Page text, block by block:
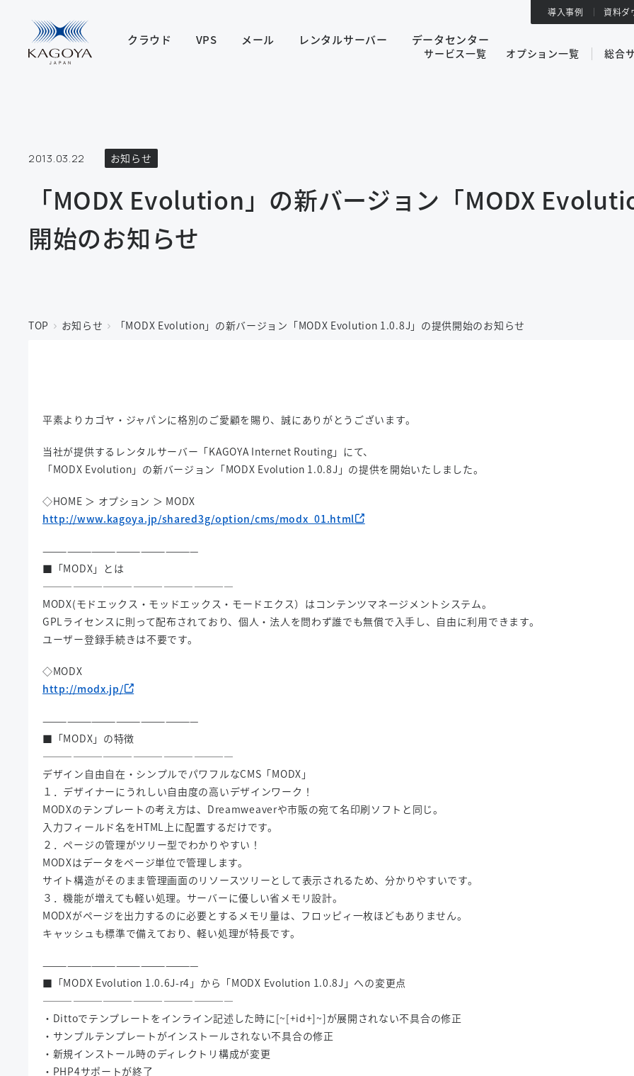
2013.03.22 お知らせ
「MODX Evolution」の新バージョン「MODX
開始のお知らせ
TOP お知らせ 「MODX Evolution」の新バージョン「MODX Evolution 1.0.8J」の提供開始のお知らせ
平素よりカゴヤ・ジャパンに格別のご愛顧を賜り、誠にありがとうございます。
当社が提供するレンタルサーバー「KAGOYA Internet Routing」にて、
「MODX Evolution」の新バージョン「MODX Evolution 1.0.8J」の提供を開始いたしました。
◇HOME ＞ オプション ＞ MODX
http://www.kagoya.jp/shared3g/option/cms/modx_01.html
———————————————————
■「MODX」とは
———————————————————
MODX(モドエックス・モッドエックス・モードエクス）はコンテンツマネージメントシステム。
GPLライセンスに則って配布されており、個人・法人を問わず誰でも無償で入手し、自由に利用できます。
ユーザー登録手続きは不要です。
◇MODX
http://modx.jp/
———————————————————
■「MODX」の特徴
———————————————————
デザイン自由自在・シンプルでパワフルなCMS「MODX」
１．デザイナーにうれしい自由度の高いデザインワーク！
MODXのテンプレートの考え方は、Dreamweaverや市販の宛て名印刷ソフトと同じ。
入力フィールド名をHTML上に配置するだけです。
２．ページの管理がツリー型でわかりやすい！
MODXはデータをページ単位で管理します。
サイト構造がそのまま管理画面のリソースツリーとして表示されるため、分かりやすいです。
３．機能が増えても軽い処理。サーバーに優しい省メモリ設計。
MODXがページを出力するのに必要とするメモリ量は、フロッピィ一枚ほどもありません。
キャッシュも標準で備えており、軽い処理が特長です。
———————————————————
■「MODX Evolution 1.0.6J-r4」から「MODX Evolution 1.0.8J」への変更点
———————————————————
・Dittoでテンプレートをインライン記述した時に[~[+id+]~]が展開されない不具合の修正
・サンプルテンプレートがインストールされない不具合の修正
・新規インストール時のディレクトリ構成が変更
・PHP4サポートが終了
クラウド VPS メール レンタルサーバー データセンター
導入事例 資料ダ
サービス一覧 オプション一覧 総合